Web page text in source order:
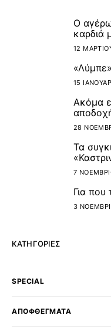
Ο
καρδιά
12
15
Ακόμα
28
Τα
7
Για
3
ΚΑΤΗΓΟΡΊΕΣ
SPECIAL
ΑΠΟΦΘΕΓΜΑΤΑ